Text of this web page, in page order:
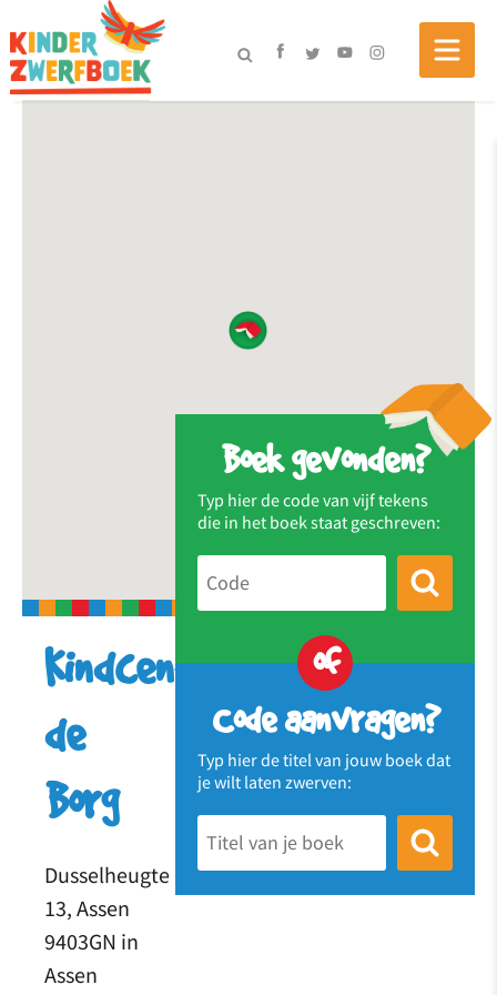
Boek gevonden?
Typ hier de code van vijf tekens
die in het boek staat geschreven:
of
Code aanvragen?
Typ hier de titel van jouw boek dat
je wilt laten zwerven:
Kindcentrum
de
Borg
Dusselheugte
13, Assen
9403GN in
Assen